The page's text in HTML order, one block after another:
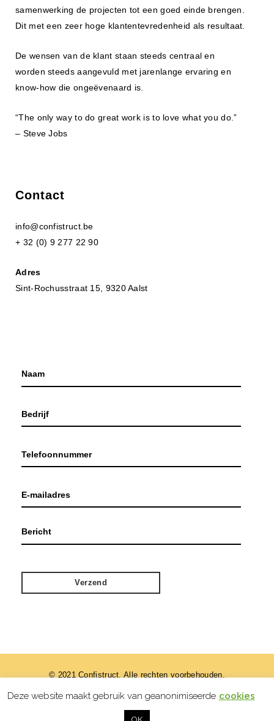
samenwerking de projecten tot een goed einde brengen.
Dit met een zeer hoge klantentevredenheid als resultaat.
De wensen van de klant staan steeds centraal en
worden steeds aangevuld met jarenlange ervaring en
know-how die ongeëvenaard is.
“The only way to do great work is to love what you do.”
– Steve Jobs
Contact
info@confistruct.be
+ 32 (0) 9 277 22 90
Adres
Sint-Rochusstraat 15, 9320 Aalst
© 2021 Confistruct. Alle rechten voorbehouden.
Deze website maakt gebruik van geanonimiseerde cookies